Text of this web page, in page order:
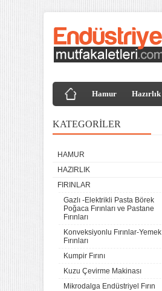
Hamur Hazırlık
KATEGORILER
HAMUR
HAZIRLIK
FIRINLAR
Gazlı -Elektrikli Pasta Börek
Poğaca Fırınları ve Pastane
Fırınları
Konveksiyonlu Fırınlar-Yemek
Fırınları
Kumpir Fırını
Kuzu Çevirme Makinası
Mikrodalga Endüstriyel Fırın